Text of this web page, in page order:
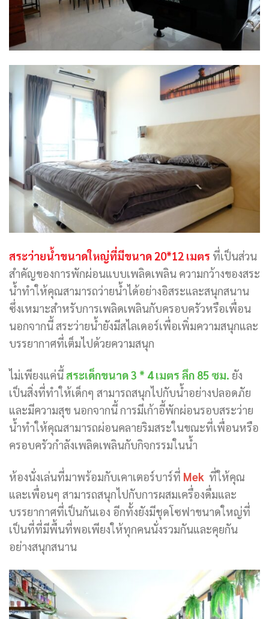
สระว่ายน้ำขนาดใหญ่ที่มีขนาด 20*12 เมตร ที่เป็นส่วน
สำคัญของการพักผ่อนแบบเพลิดเพลิน ความกว้างของสระ
น้ำทำให้คุณสามารถว่ายน้ำได้อย่างอิสระและสนุกสนาน
ซึ่งเหมาะสำหรับการเพลิดเพลินกับครอบครัวหรือเพื่อน
นอกจากนี้ สระว่ายน้ำยังมีสไลเดอร์เพื่อเพิ่มความสนุกและ
บรรยากาศที่เต็มไปด้วยความสนุก
ไม่เพียงแค่นี้สระเด็กขนาด 3 * 4 เมตร ลึก 85 ซม. ยัง
เป็นสิ่งที่ทำให้เด็กๆ สามารถสนุกไปกับน้ำอย่างปลอดภัย
และมีความสุข นอกจากนี้ การมีเก้าอี้พักผ่อนรอบสระว่าย
น้ำทำให้คุณสามารถผ่อนคลายริมสระในขณะที่เพื่อนหรือ
ครอบครัวกำลังเพลิดเพลินกับกิจกรรมในน้ำ
ห้องนั่งเล่นที่มาพร้อมกับเคาเตอร์บาร์ที่ Mek ที่ให้คุณ
และเพื่อนๆ สามารถสนุกไปกับการผสมเครื่องดื่มและ
บรรยากาศที่เป็นกันเอง อีกทั้งยังมีชุดโซฟาขนาดใหญ่ที่
เป็นที่ที่มีพื้นที่พอเพียงให้ทุกคนนั่งรวมกันและคุยกัน
อย่างสนุกสนาน